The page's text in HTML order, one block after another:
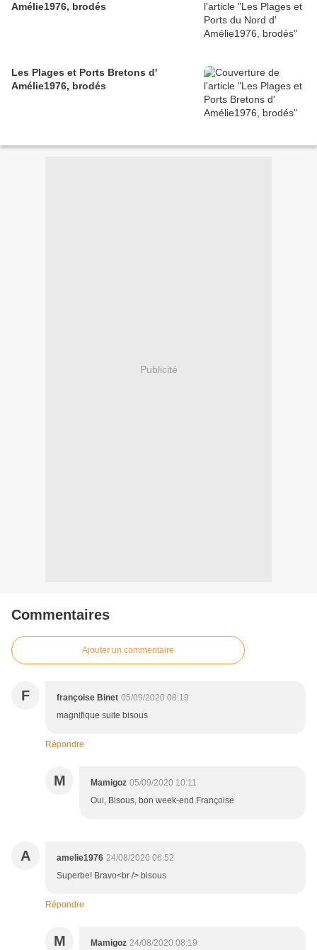
Amélie1976, brodés
Les Plages et Ports Bretons d'
Amélie1976, brodés
Publicité
Commentaires
Ajouter un commentaire
F françoise Binet 05/09/2020 08:19
magnifique suite bisous
Répondre
M Mamigoz 05/09/2020 10:11
Oui, Bisous, bon week-end Françoise
A amelie1976 24/08/2020 06:52
Superbe! Bravo<br /> bisous
Répondre
M Mamigoz 24/08/2020 08:19